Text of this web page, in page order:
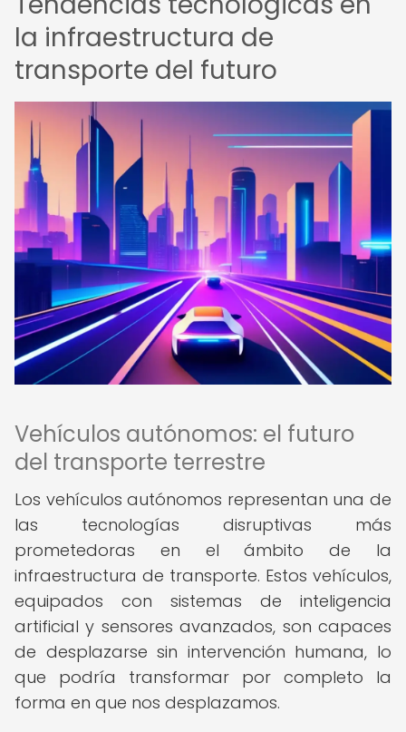
la infraestructura de
transporte del futuro
Vehículos autónomos: el futuro
del transporte terrestre
Los vehículos autónomos representan una de
las tecnologías disruptivas más
prometedoras en el ámbito de la
infraestructura de transporte. Estos vehículos,
equipados con sistemas de inteligencia
artificial y sensores avanzados, son capaces
de desplazarse sin intervención humana, lo
que podría transformar por completo la
forma en que nos desplazamos.